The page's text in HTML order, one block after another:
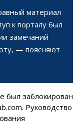
материал
к порталу был
замечаний
— поясняют
был заблокирован
Руководство